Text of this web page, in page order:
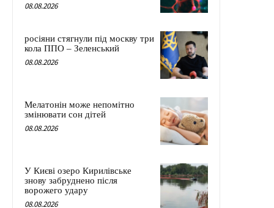
08.08.2026
росіяни стягнули під москву три
кола ППО – Зеленський
08.08.2026
Мелатонін може непомітно
змінювати сон дітей
08.08.2026
У Києві озеро Кирилівське
знову забруднено після
ворожего удару
08.08.2026